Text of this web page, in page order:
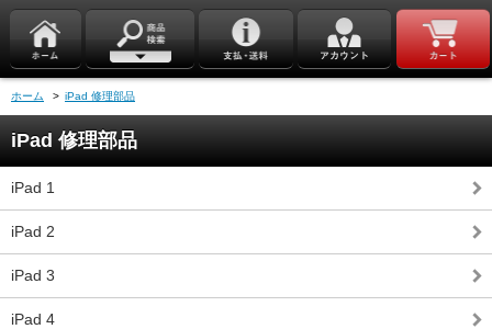
ホーム > iPad 修理部品
iPad 修理部品
iPad 1
iPad 2
iPad 3
iPad 4